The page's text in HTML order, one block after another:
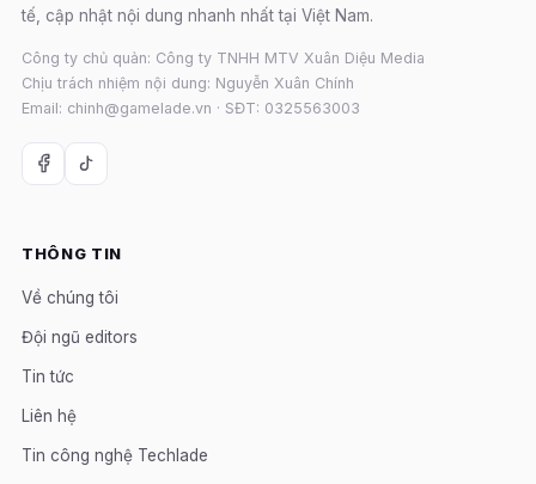
tế, cập nhật nội dung nhanh nhất tại Việt Nam.
Công ty chủ quản: Công ty TNHH MTV Xuân Diệu Media
Chịu trách nhiệm nội dung: Nguyễn Xuân Chính
Email: chinh@gamelade.vn · SĐT: 0325563003
THÔNG TIN
Về chúng tôi
Đội ngũ editors
Tin tức
Liên hệ
Tin công nghệ Techlade